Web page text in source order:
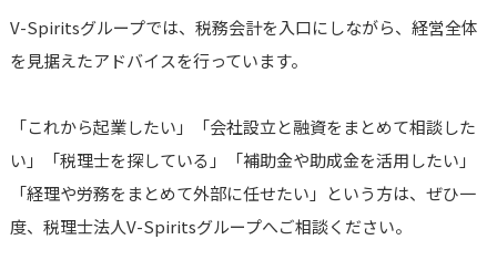
V-Spiritsグループでは、税務会計を入口にしながら、経営全体
を見据えたアドバイスを行っています。
「これから起業したい」「会社設立と融資をまとめて相談した
い」「税理士を探している」「補助金や助成金を活用したい」
「経理や労務をまとめて外部に任せたい」という方は、ぜひ一
度、税理士法人V-Spiritsグループへご相談ください。